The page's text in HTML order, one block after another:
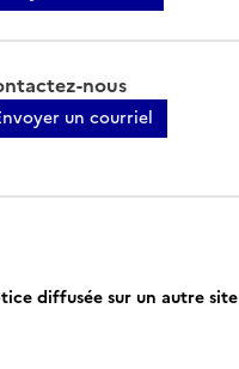
nous
un courriel
diffusée sur un autre site